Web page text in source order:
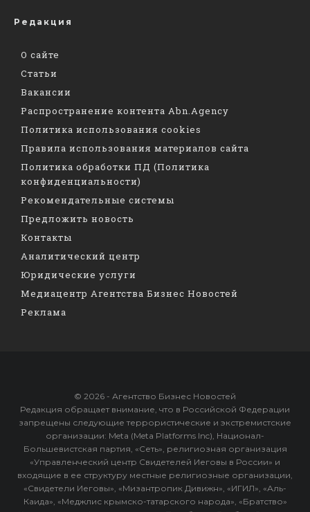
Редакция
О сайте
Статьи
Вакансии
Распространение контента Abn.Agency
Политика использования cookies
Правила использования материалов сайта
Политика обработки ПД (Политика
конфиденциальности)
Рекомендательные системы
Предложить новость
Контакты
Аналитический центр
Юридические услуги
Медиацентр Агентства Бизнес Новостей
Реклама
© 2026 - Агентство Бизнес Новостей
Редакция обращает внимание, что в Российской Федерации
запрещены следующие террористические и экстремистские
организации: Meta (Meta Platforms Inc), Национал-
Большевистская партия, «Сеть», религиозная организация
«Управленческий центр Свидетелей Иеговы в России» и
входящие в ее структуру местные религиозные организации,
«Свидетели Иеговы», «Мизантропик Дивижн», «ИГИЛ», «Аль-
Каида», «Меджлис крымско-татарского народа», «Братство»